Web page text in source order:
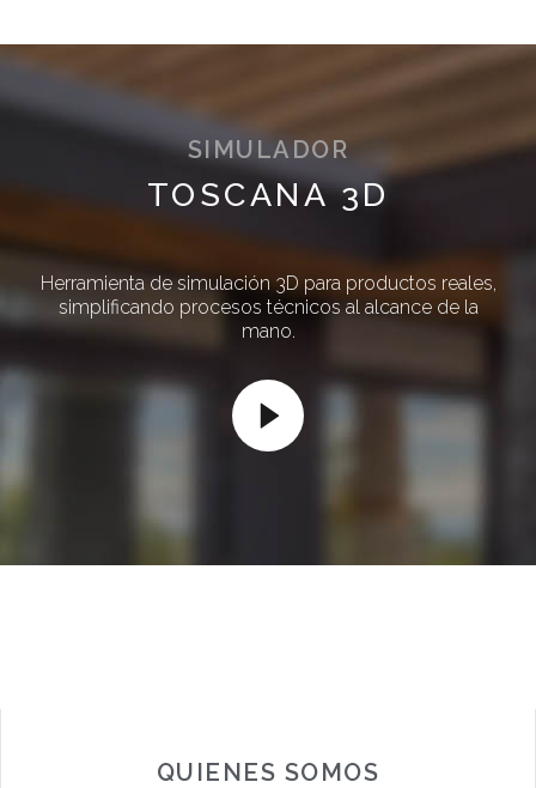
SIMULADOR
TOSCANA 3D
Herramienta de simulación 3D para productos reales,
simplificando procesos técnicos al alcance de la
mano.
QUIENES SOMOS